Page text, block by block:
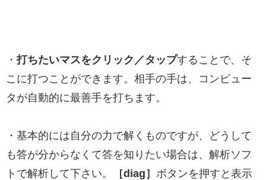
・打ちたいマスをクリック／タップすることで、そ
こに打つことができます。相手の手は、コンピュー
タが自動的に最善手を打ちます。
・基本的には自分の力で解くものですが、どうして
も答が分からなくて答を知りたい場合は、解析ソフ
トで解析して下さい。
［diag］ ボタンを押すと表示